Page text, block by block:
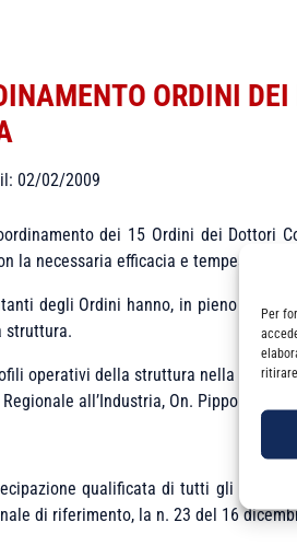
Per
ORDINI
02/02/2009
dei 15 Ordini dei Dottori
la necessaria efficacia e tempestività
degli Ordini hanno, in pieno
struttura.
operativi della struttura nella
Regionale all’Industria, On. Pippo Gianni.
qualificata di tutti gli Ordini,
di riferimento, la n. 23 del 16